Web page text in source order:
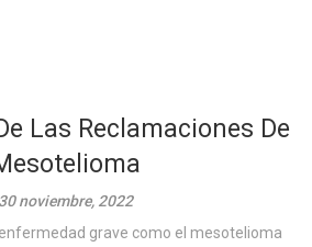
Las Reclamaciones De
30 noviembre, 2022
grave como el mesotelioma